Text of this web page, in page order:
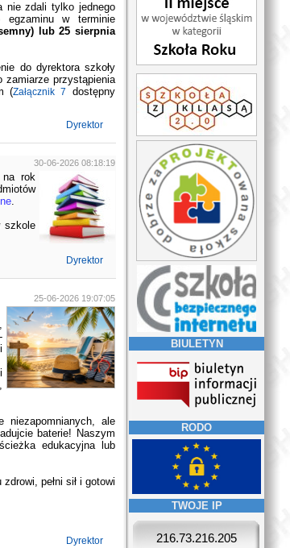
nie zdali tylko jednego
egzaminu w terminie
lub 25 sierpnia
do dyrektora szkoły
zamiarze przystąpienia
(Załącznik 7
dostępny
Dyrektor
30-06-2026 08:18:19
na rok
.
szkole
Dyrektor
25-06-2026 19:07:05
niezapomnianych, ale
baterie! Naszym
edukacyjna lub
pełni sił i gotowi
Dyrektor
BIULETYN
RODO
TWOJE IP
216.73.216.205